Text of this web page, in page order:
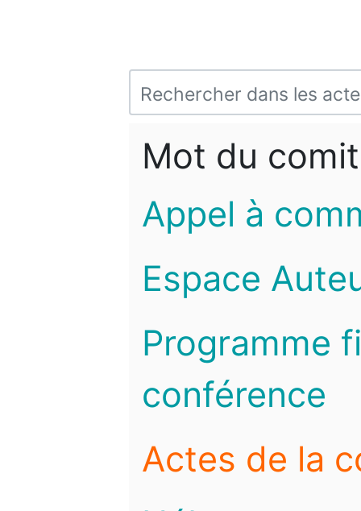
Mot du
Appel à
Espace
Programme
conférence
Actes de la